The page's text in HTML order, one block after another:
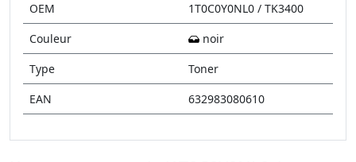
OEM
1T0C0Y0NL0 / TK3400
Couleur
noir
Type
Toner
EAN
632983080610